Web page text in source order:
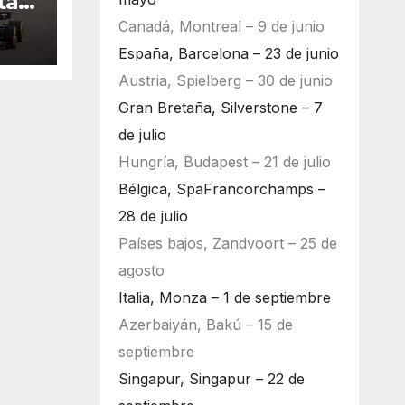
Canadá, Montreal – 9 de junio
España, Barcelona – 23 de junio
Austria, Spielberg – 30 de junio
Gran Bretaña, Silverstone – 7
de julio
Hungría, Budapest – 21 de julio
Bélgica, SpaFrancorchamps –
28 de julio
Países bajos, Zandvoort – 25 de
agosto
Italia, Monza – 1 de septiembre
Azerbaiyán, Bakú – 15 de
septiembre
Singapur, Singapur – 22 de